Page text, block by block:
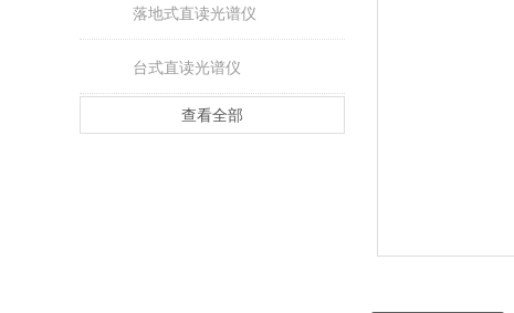
落地式直读光谱仪
台式直读光谱仪
查看全部